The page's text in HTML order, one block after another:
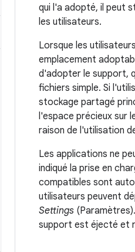
qui l'a adopté, il peut
les utilisateurs.
Lorsque les
emplacement
d'adopter le support,
fichiers simple. Si
stockage partagé
l'espace précieux sur
raison de l'utilisation
Les applications ne
indiqué la prise en
compatibles sont
utilisateurs peuvent
Settings
support est éjecté et